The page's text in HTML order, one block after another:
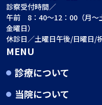
診察受付時間／
午前 8：40～12：00（月～
金曜日）
休診日／土曜日午後/日曜日/
MENU
診療について
当院について